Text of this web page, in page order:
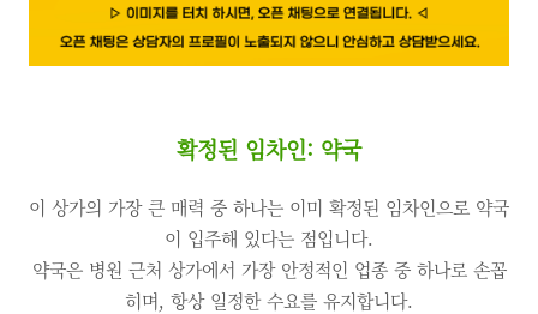
확정된 임차인: 약국
이 상가의 가장 큰 매력 중 하나는 이미 확정된 임차인으로 약국
이 입주해 있다는 점입니다.
약국은 병원 근처 상가에서 가장 안정적인 업종 중 하나로 손꼽
히며, 항상 일정한 수요를 유지합니다.